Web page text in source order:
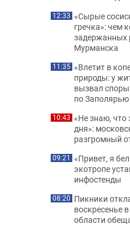
12:33 «Сырые
гречка»: чем
задержанных
Мурманска
11:35 «Влетит в
природы: у
вызвал споры
по Заполярью
10:43 «Не знаю, что
дня»:
разгромный
09:21 «Привет, я
экотропе
инфостенды
08:20 Пикники
воскресенье
области